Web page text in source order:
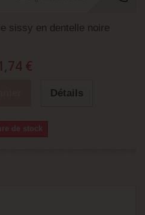
sissy en dentelle noire
€
Détails
de stock